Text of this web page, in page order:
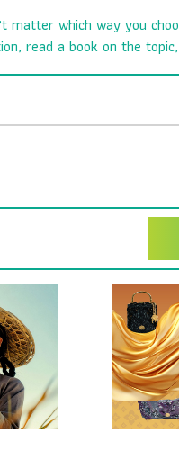
matter which way you
read a book on the